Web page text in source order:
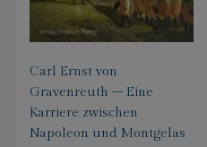
Carl Ernst von
Gravenreuth – Eine
Karriere zwischen
Napoleon und Montgelas